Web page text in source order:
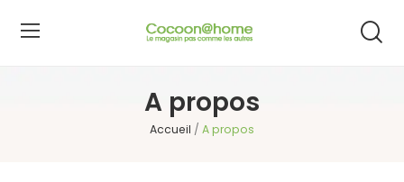
A propos
Accueil A propos